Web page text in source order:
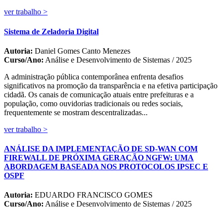
ver trabalho >
Sistema de Zeladoria Digital
Autoria: Daniel Gomes Canto Menezes
Curso/Ano: Análise e Desenvolvimento de Sistemas / 2025
A administração pública contemporânea enfrenta desafios
significativos na promoção da transparência e na efetiva participação
cidadã. Os canais de comunicação atuais entre prefeituras e a
população, como ouvidorias tradicionais ou redes sociais,
frequentemente se mostram descentralizadas...
ver trabalho >
ANÁLISE DA IMPLEMENTAÇÃO DE SD-WAN COM
FIREWALL DE PRÓXIMA GERAÇÃO NGFW: UMA
ABORDAGEM BASEADA NOS PROTOCOLOS IPSEC E
OSPF
Autoria: EDUARDO FRANCISCO GOMES
Curso/Ano: Análise e Desenvolvimento de Sistemas / 2025